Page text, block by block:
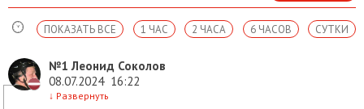
СУТКИ
6 ЧАСОВ
2 ЧАСА
1 ЧАС
ПОКАЗАТЬ ВСЕ
№1 Леонид Соколов
08.07.2024 16:22
↓ Развернуть